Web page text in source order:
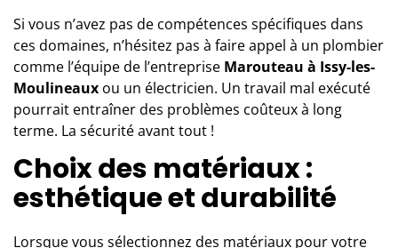
Si vous n’avez pas de compétences spécifiques dans
ces domaines, n’hésitez pas à faire appel à un plombier
comme l’équipe de l’entreprise Marouteau à Issy-les-
Moulineaux ou un électricien. Un travail mal exécuté
pourrait entraîner des problèmes coûteux à long
terme. La sécurité avant tout !
Choix des matériaux :
esthétique et durabilité
Lorsque vous sélectionnez des matériaux pour votre